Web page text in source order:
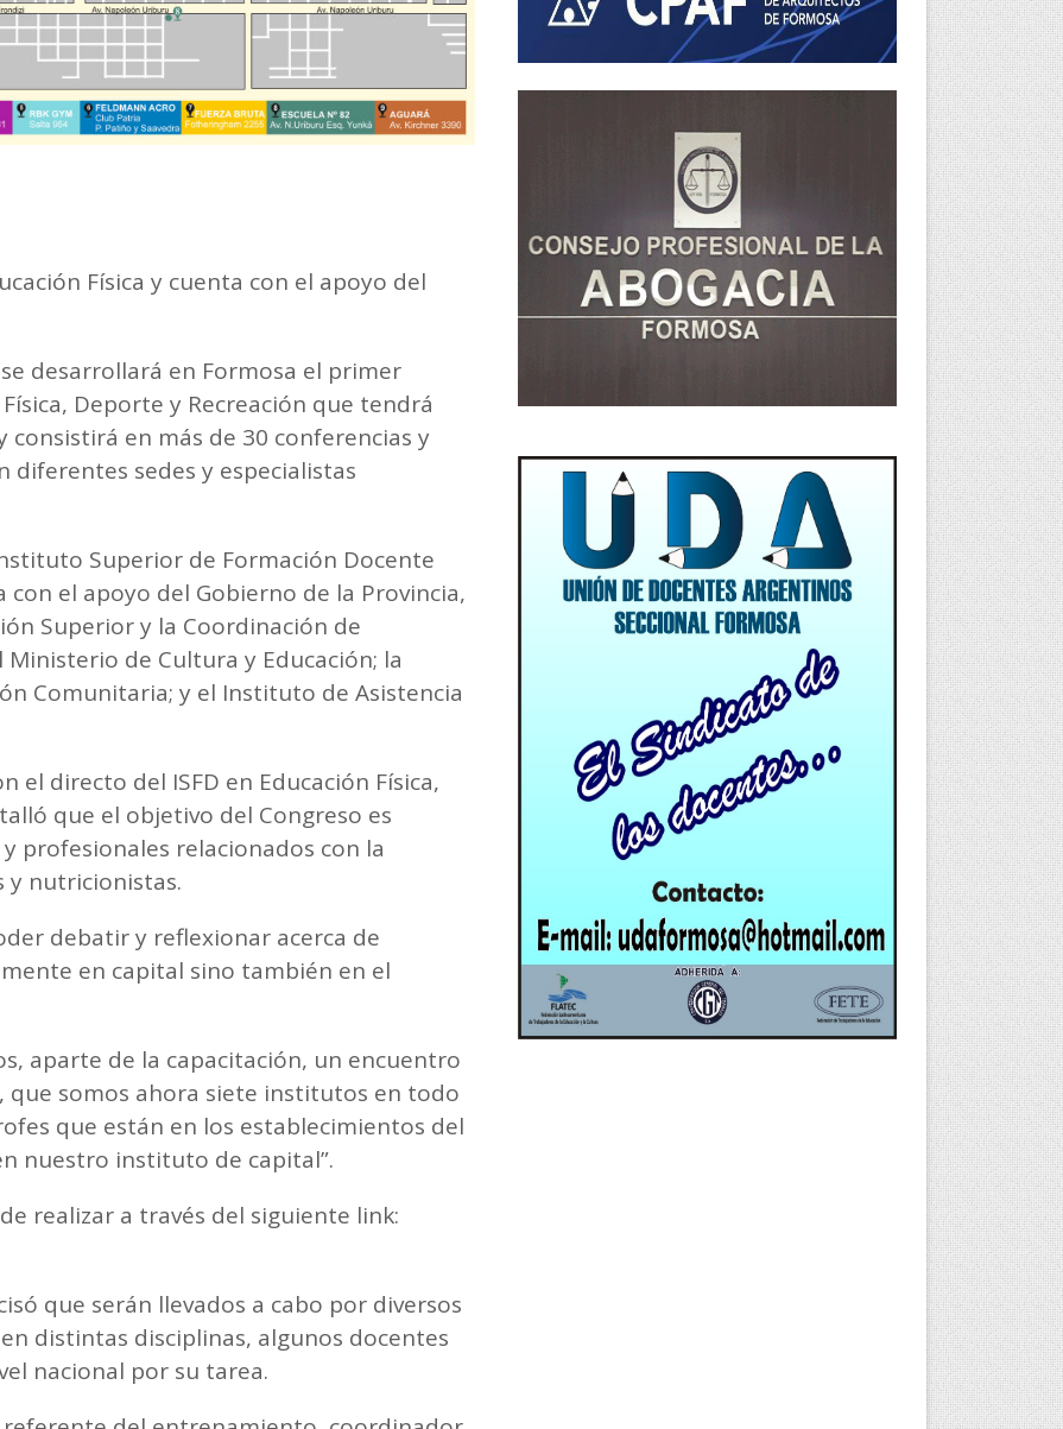
Física y cuenta con el apoyo del
desarrollará en Formosa el primer
Deporte y Recreación que tendrá
en más de 30 conferencias y
sedes y especialistas
Superior de Formación Docente
con el apoyo del Gobierno de la Provincia,
Superior y la Coordinación de
de Cultura y Educación; la
Comunitaria; y el Instituto de Asistencia
el directo del ISFD en Educación Física,
que el objetivo del Congreso es
profesionales relacionados con la
y nutricionistas.
debatir y reflexionar acerca de
en capital sino también en el
aparte de la capacitación, un encuentro
que somos ahora siete institutos en todo
que están en los establecimientos del
nuestro instituto de capital”.
realizar a través del siguiente link:
que serán llevados a cabo por diversos
distintas disciplinas, algunos docentes
nacional por su tarea.